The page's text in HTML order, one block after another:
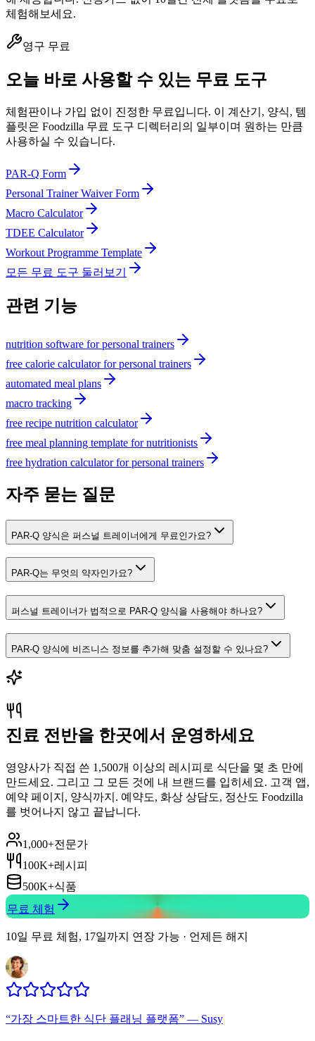
체험해보세요.
영구 무료
오늘 바로 사용할 수 있는 무료 도구
체험판이나 가입 없이 진정한 무료입니다. 이 계산기, 양식, 템
플릿은 Foodzilla 무료 도구 디렉터리의 일부이며 원하는 만큼
사용하실 수 있습니다.
PAR-Q Form
Personal Trainer Waiver Form
Macro Calculator
TDEE Calculator
Workout Programme Template
모든 무료 도구 둘러보기
관련 기능
nutrition software for personal trainers
free calorie calculator for personal trainers
automated meal plans
macro tracking
free recipe nutrition calculator
free meal planning template for nutritionists
free hydration calculator for personal trainers
자주 묻는 질문
PAR-Q 양식은 퍼스널 트레이너에게 무료인가요?
PAR-Q는 무엇의 약자인가요?
퍼스널 트레이너가 법적으로 PAR-Q 양식을 사용해야 하나요?
PAR-Q 양식에 비즈니스 정보를 추가해 맞춤 설정할 수 있나요?
진료 전반을 한곳에서 운영하세요
영양사가 직접 쓴 1,500개 이상의 레시피로 식단을 몇 초 만에
만드세요. 그리고 그 모든 것에 내 브랜드를 입히세요. 고객 앱,
예약 페이지, 양식까지. 예약도, 화상 상담도, 정산도 Foodzilla
를 벗어나지 않고 끝납니다.
1,000+전문가
100K+레시피
500K+식품
무료 체험
10일 무료 체험, 17일까지 연장 가능 · 언제든 해지
“가장 스마트한 식단 플래닝 플랫폼” — Susy